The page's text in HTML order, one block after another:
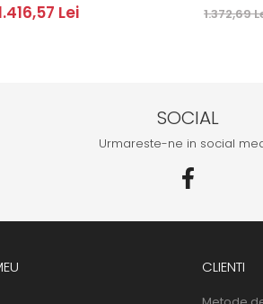
Lei 1.372,69
SOCIAL
Urmareste-ne in social
CLIENTI